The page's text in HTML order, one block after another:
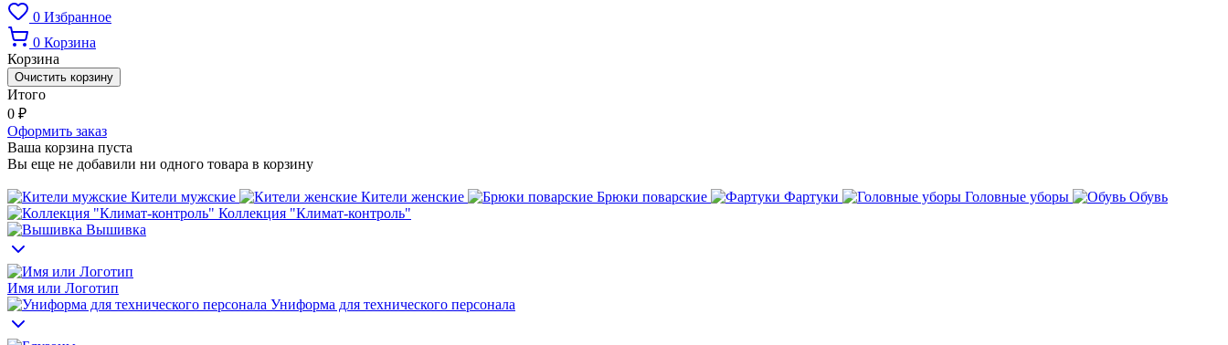
0 Избранное
0 Корзина
Корзина
Очистить корзину
Итого
0 ₽
Оформить заказ
Ваша корзина пуста
Вы еще не добавили ни одного товара в корзину
Кители мужские Кители женские Брюки поварские Фартуки Головные уборы
Обувь
Коллекция "Климат-контроль"
Вышивка
Имя или Логотип
Униформа для технического персонала